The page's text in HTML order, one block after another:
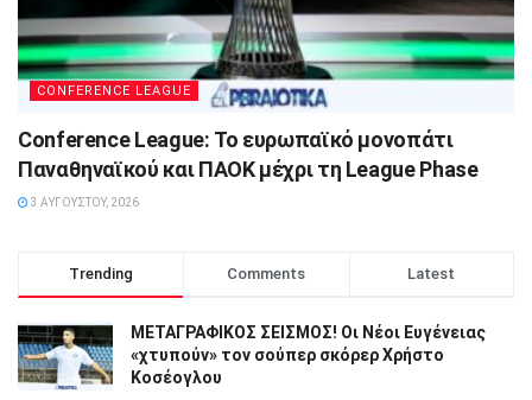
CONFERENCE LEAGUE
Conference League: Το ευρωπαϊκό μονοπάτι
Παναθηναϊκού και ΠΑΟΚ μέχρι τη League Phase
3 ΑΥΓΟΎΣΤΟΥ, 2026
Trending Comments Latest
ΜΕΤΑΓΡΑΦΙΚΟΣ ΣΕΙΣΜΟΣ! Οι Νέοι Ευγένειας
«χτυπούν» τον σούπερ σκόρερ Χρήστο
Κοσέογλου